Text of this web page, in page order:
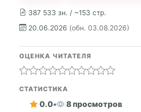
387 533 зн. / ~153 стр.
20.06.2026 (обн. 03.08.2026)
ОЦЕНКА ЧИТАТЕЛЯ
СТАТИСТИКА
0.0• 8 просмотров